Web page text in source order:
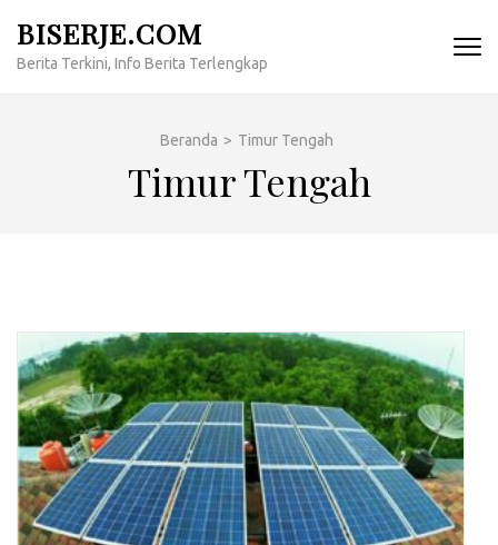
konten
BISERJE.COM
Berita Terkini, Info Berita Terlengkap
Beranda > Timur Tengah
Timur Tengah